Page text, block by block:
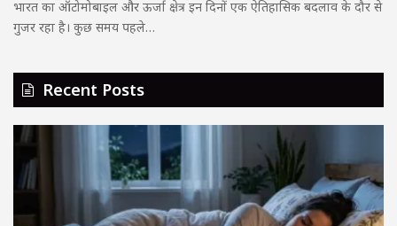
भारत का ऑटोमोबाइल और ऊर्जा क्षेत्र इन दिनों एक ऐतिहासिक बदलाव के दौर से
गुजर रहा है। कुछ समय पहले…
Recent Posts